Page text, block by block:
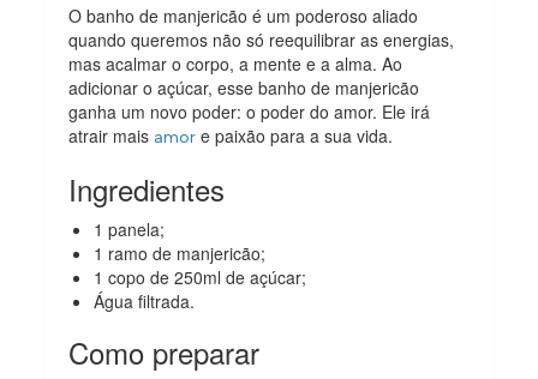
O banho de manjericão é um poderoso aliado
quando queremos não só reequilibrar as energias,
mas acalmar o corpo, a mente e a alma. Ao
adicionar o açúcar, esse banho de manjericão
ganha um novo poder: o poder do amor. Ele irá
atrair mais amor e paixão para a sua vida.
Ingredientes
1 panela;
1 ramo de manjericão;
1 copo de 250ml de açúcar;
Água filtrada.
Como preparar